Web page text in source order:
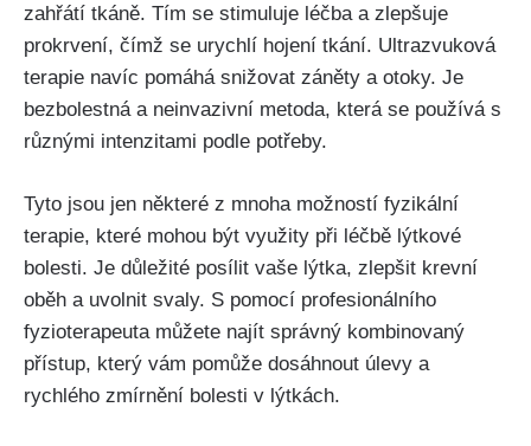
zahřátí tkáně. Tím se stimuluje léčba a zlepšuje
prokrvení,‍ čímž se urychlí hojení ⁤tkání. Ultrazvuková
terapie navíc pomáhá snižovat záněty⁤ a otoky. ​Je
bezbolestná a neinvazivní metoda, která se používá ‌s
různými intenzitami podle⁣ potřeby.
Tyto jsou ‌jen některé⁣ z ‍mnoha možností fyzikální
terapie, které mohou být využity při⁢ léčbě lýtkové
bolesti. Je důležité posílit vaše lýtka, zlepšit krevní
oběh a uvolnit svaly.‌ S pomocí profesionálního⁤
fyzioterapeuta ​můžete ​najít ⁤správný ⁤kombinovaný
přístup, ⁢který vám pomůže dosáhnout úlevy ​a
rychlého ‍zmírnění ‌bolesti v⁣ lýtkách.